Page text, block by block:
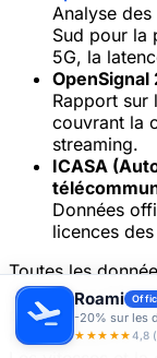
Analyse
Sud pour la
5G, la
OpenSignal
Rapport sur
couvrant la
streaming.
ICASA
Données
licences
Toutes les
dessus
public,
réglementaires
Roami
-20% sur les
★★★★★4,8